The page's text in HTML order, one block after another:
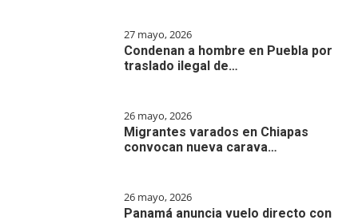
27 mayo, 2026
Condenan a hombre en Puebla por
traslado ilegal de…
26 mayo, 2026
Migrantes varados en Chiapas
convocan nueva carava…
26 mayo, 2026
Panamá anuncia vuelo directo con